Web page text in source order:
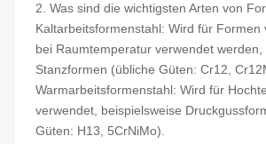
2. Was sind die wichtigsten Arten von
Kaltarbeitsformenstahl: Wird für Formen
bei Raumtemperatur verwendet werden,
Stanzformen (übliche Güten: Cr12,
Warmarbeitsformenstahl: Wird für
verwendet, beispielsweise
Güten: H13, 5CrNiMo).